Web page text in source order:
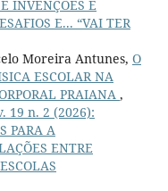
INVENÇÕES E
E... “VAI TER
Moreira Antunes, O
ESCOLAR NA
PRAIANA ,
19 n. 2 (2026):
PARA A
ENTRE